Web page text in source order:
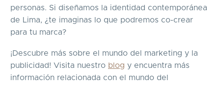
personas. Si diseñamos la identidad contemporánea
de Lima, ¿te imaginas lo que podremos co-crear
para tu marca?
¡Descubre más sobre el mundo del marketing y la
publicidad! Visita nuestro blog y encuentra más
información relacionada con el mundo del